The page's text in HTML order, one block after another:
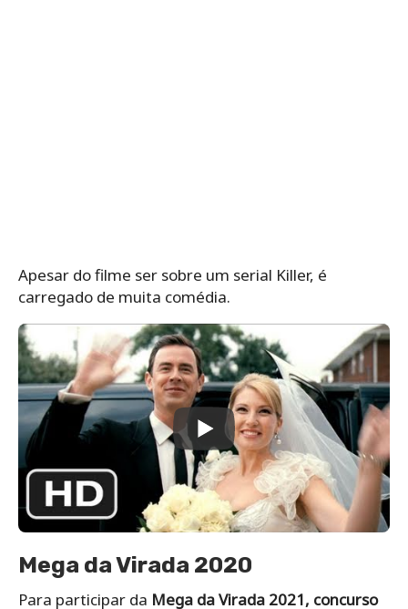
Apesar do filme ser sobre um serial Killer, é
carregado de muita comédia.
Mega da Virada 2020
Para participar da Mega da Virada 2021, concurso